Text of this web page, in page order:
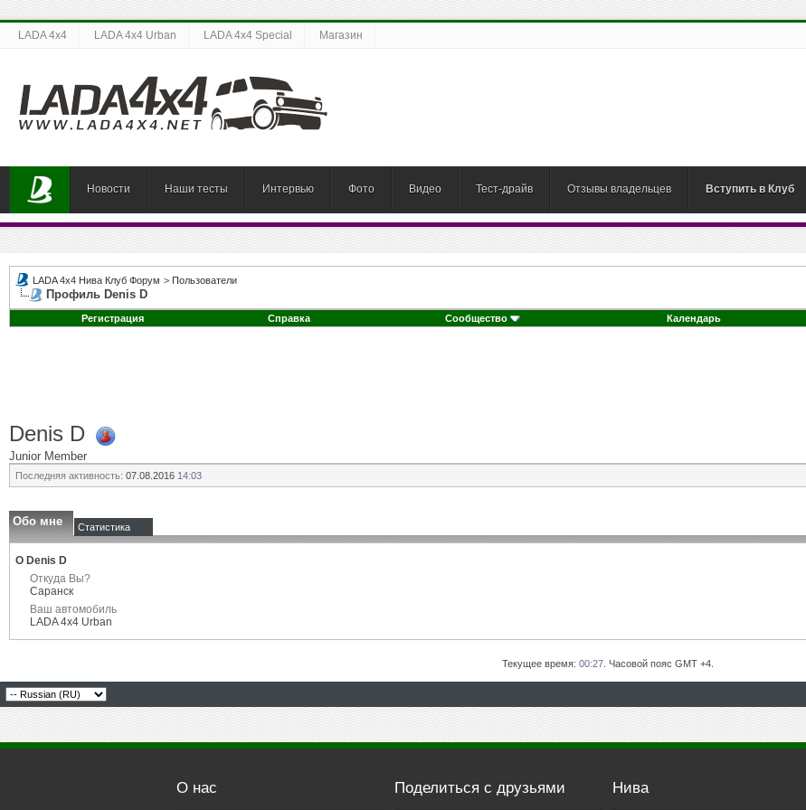
LADA 4x4 LADA 4x4 Urban LADA 4x4 Special Магазин
Новости Наши тесты Интервью Фото Видео Тест-драйв Отзывы владельцев Вступить в Клуб
LADA 4x4 Нива Клуб Форум > Пользователи
Профиль Denis D
Регистрация
Справка Сообщество Календарь
Denis D
Junior Member
Последняя активность: 07.08.2016 14:03
Обо мне Статистика
О Denis D
Откуда Вы?
Саранск
Ваш автомобиль
LADA 4x4 Urban
Текущее время: 00:27 . Часовой пояс GMT +4.
О нас Поделиться с друзьями Нива